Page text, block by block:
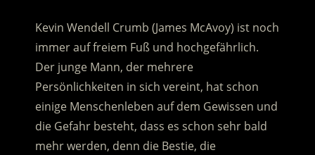
Kevin Wendell Crumb (James McAvoy) ist noch
immer auf freiem Fuß und hochgefährlich.
Der junge Mann, der mehrere
Persönlichkeiten in sich vereint, hat schon
einige Menschenleben auf dem Gewissen und
die Gefahr besteht, dass es schon sehr bald
mehr werden, denn die Bestie, die